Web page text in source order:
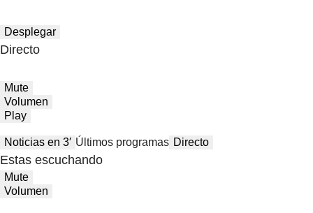
Desplegar
Directo
Mute
Volumen
Play
Noticias en 3′ Últimos programas Directo
Estas escuchando
Mute
Volumen